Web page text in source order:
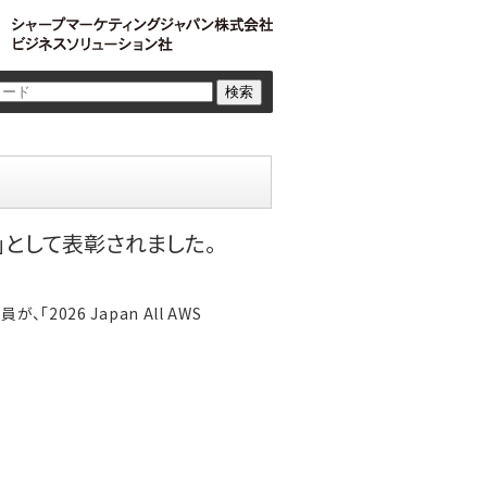
検索
て表彰されました。
員が、「2026 Japan All AWS